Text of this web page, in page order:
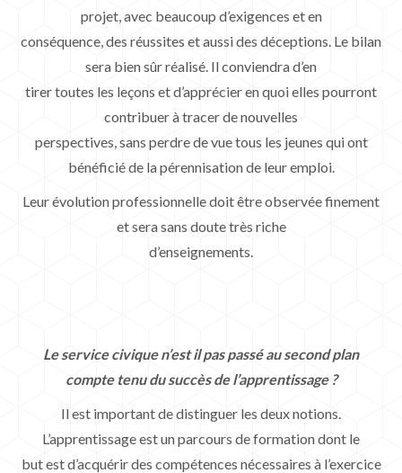
projet, avec beaucoup d’exigences et en
conséquence, des réussites et aussi des déceptions. Le bilan
sera bien sûr réalisé. Il conviendra d’en
tirer toutes les leçons et d’apprécier en quoi elles pourront
contribuer à tracer de nouvelles
perspectives, sans perdre de vue tous les jeunes qui ont
bénéficié de la pérennisation de leur emploi.
Leur évolution professionnelle doit être observée finement
et sera sans doute très riche
d’enseignements.
Le service civique n’est il pas passé au second plan
compte tenu du succès de l’apprentissage ?
Il est important de distinguer les deux notions.
L’apprentissage est un parcours de formation dont le
but est d’acquérir des compétences nécessaires à l’exercice